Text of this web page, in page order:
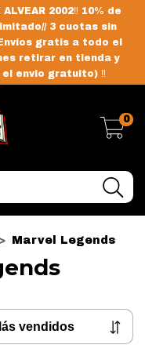
2002‼️ 10% de
3 cuotas sin
gratis a todo el
retirar en tienda y
envio gratuito) ‼️
0
> Marvel Legends